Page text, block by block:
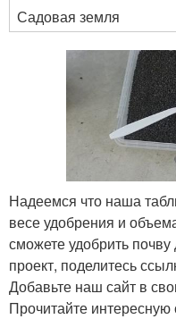
Садовая земля
Надеемся что наша
весе удобрения и
сможете удобрить
проект, поделитесь
Добавьте наш сайт в
Прочитайте